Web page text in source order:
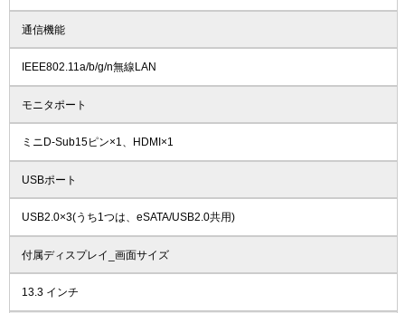
通信機能
IEEE802.11a/b/g/n無線LAN
モニタポート
ミニD-Sub15ピン×1、HDMI×1
USBポート
USB2.0×3(うち1つは、eSATA/USB2.0共用)
付属ディスプレイ_画面サイズ
13.3 インチ